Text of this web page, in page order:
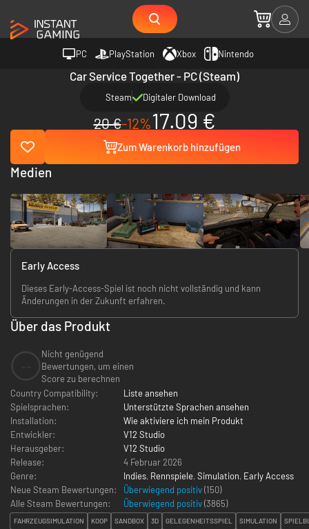
PC PlayStation Xbox Nintendo
Car Service Together - PC (Steam)
Steam Digitaler Download
20 €-12%17.09 €
Zum Warenkorb hinzufügen
Early Access
Dieses Early-Access-Spiel ist noch nicht vollständig und kann
Änderungen in der Zukunft erfahren.
Über das Produkt
Nicht genügend
Bewertungen, um einen
Score zu berechnen
Country Compatibility:
Liste ansehen
Spielsprachen:
Unterstützte Sprachen ansehen
Installation:
Wie aktiviere ich mein Produkt
Entwickler:
V12 Studio
Herausgeber:
V12 Studio
Release:
4 Februar 2026
Genre:
Indies, Rennspiele, Simulation, Early Access
Neue Steam Bewertungen:
Überwiegend positiv(150)
Alle Steam Bewertungen:
Überwiegend positiv(3865)
FAHRZEUGSIMULATION KOOP SANDBOX 3D GELEGENHEITSSPIEL SIMULATION
Medien